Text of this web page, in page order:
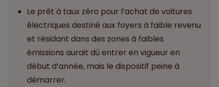
Le prêt à taux zéro pour l’achat de voitures
électriques destiné aux foyers à faible revenu
et résidant dans des zones à faibles
émissions aurait dû entrer en vigueur en
début d’année, mais le dispositif peine à
démarrer.